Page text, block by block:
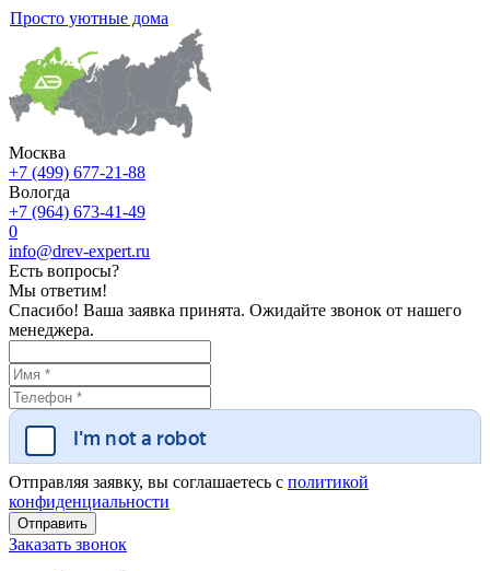
Просто уютные дома
Москва
+7 (499) 677-21-88
Вологда
+7 (964) 673-41-49
0
info@drev-expert.ru
Есть вопросы?
Мы ответим!
Спасибо! Ваша заявка принята. Ожидайте звонок от нашего
менеджера.
Отправляя заявку, вы соглашаетесь с политикой
конфиденциальности
Заказать звонок